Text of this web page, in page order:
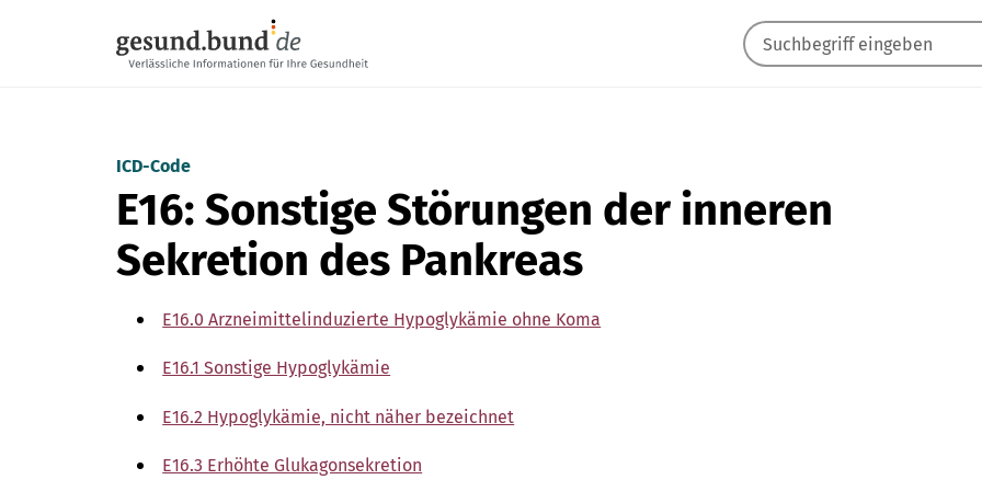
ICD-Code
E16: Sonstige Störungen der inneren
Sekretion des Pankreas
E16.0 Arzneimittelinduzierte Hypoglykämie ohne Koma
E16.1 Sonstige Hypoglykämie
E16.2 Hypoglykämie, nicht näher bezeichnet
E16.3 Erhöhte Glukagonsekretion